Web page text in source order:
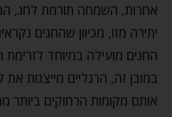
אחרות, השמחה תורמת לחג,
יתירה מזו, מכיוון שהחגים
החגים מועילה במיוחד
במובן זה, הרגליים מייצגות
אותם מקומות הרחוקים ביותר